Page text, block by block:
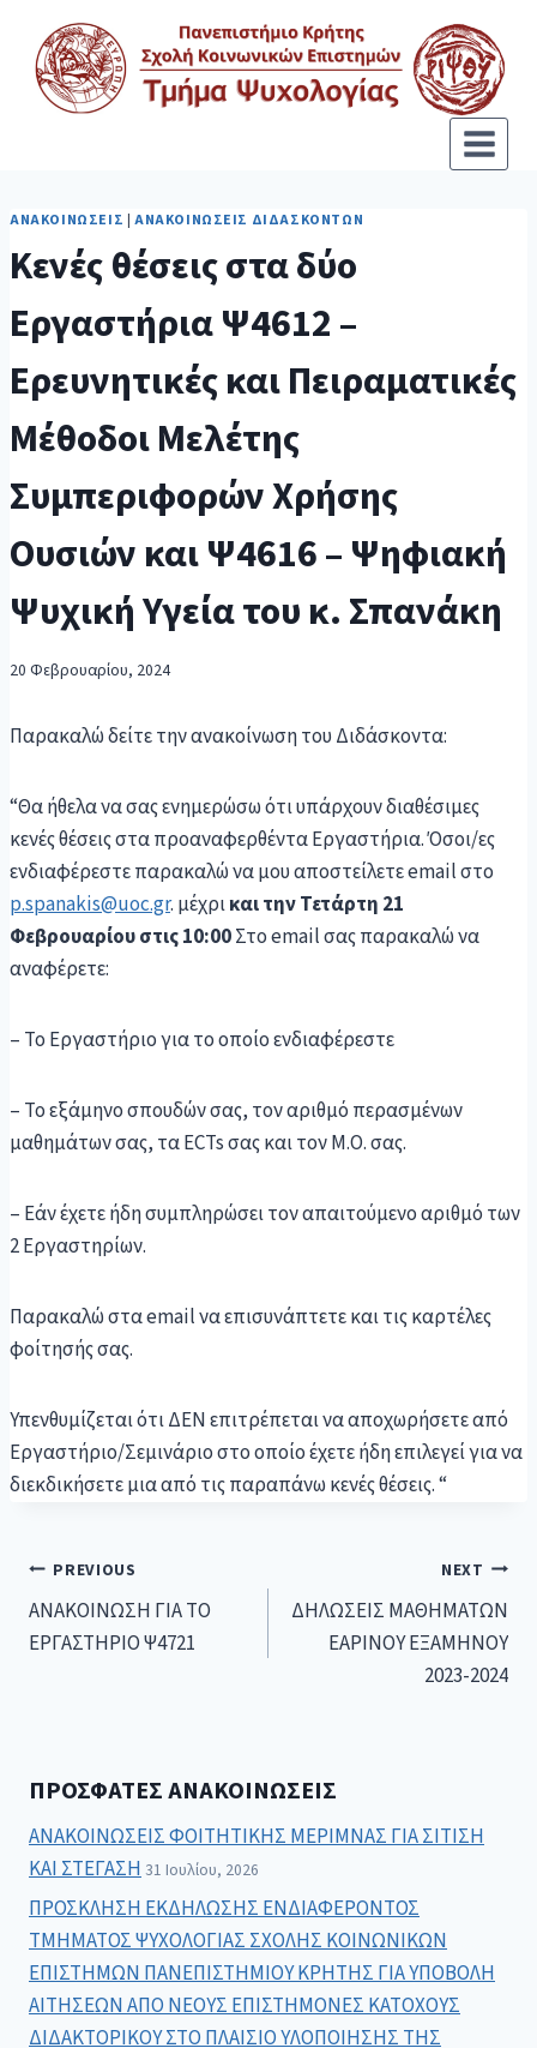
ΑΝΑΚΟΙΝΏΣΕΙΣ | ΑΝΑΚΟΙΝΏΣΕΙΣ ΔΙΔΑΣΚΌΝΤΩΝ
Κενές θέσεις στα δύο
Εργαστήρια Ψ4612 –
Ερευνητικές και Πειραματικές
Μέθοδοι Μελέτης
Συμπεριφορών Χρήσης
Ουσιών και Ψ4616 – Ψηφιακή
Ψυχική Υγεία του κ. Σπανάκη
20 Φεβρουαρίου, 2024
Παρακαλώ δείτε την ανακοίνωση του Διδάσκοντα:
“Θα ήθελα να σας ενημερώσω ότι υπάρχουν διαθέσιμες
κενές θέσεις στα προαναφερθέντα Εργαστήρια. Όσοι/ες
ενδιαφέρεστε παρακαλώ να μου αποστείλετε email στο
p.spanakis@uoc.gr. μέχρικαιτην Τετάρτη 21
Φεβρουαρίου στις 10:00Στο email σας παρακαλώ να
αναφέρετε:
– Το Εργαστήριο για το οποίο ενδιαφέρεστε
– Το εξάμηνο σπουδών σας, τον αριθμό περασμένων
μαθημάτων σας, τα ECTs σας και τον Μ.Ο. σας.
– Εάν έχετε ήδη συμπληρώσει τον απαιτούμενο αριθμό των
2 Εργαστηρίων.
Παρακαλώ στα email να επισυνάπτετε και τις καρτέλες
φοίτησής σας.
Υπενθυμίζεται ότι ΔΕΝ επιτρέπεται να αποχωρήσετε από
Εργαστήριο/Σεμινάριο στο οποίο έχετε ήδη επιλεγεί για να
διεκδικήσετε μια από τις παραπάνω κενές θέσεις. “
PREVIOUS
ΑΝΑΚΟΙΝΩΣΗ ΓΙΑ ΤΟ
ΕΡΓΑΣΤΗΡΙΟ Ψ4721
NEXT
ΔΗΛΩΣΕΙΣ ΜΑΘΗΜΑΤΩΝ
ΕΑΡΙΝΟΥ ΕΞΑΜΗΝΟΥ
2023-2024
ΠΡΌΣΦΑΤΕΣ ΑΝΑΚΟΙΝΏΣΕΙΣ
ΑΝΑΚΟΙΝΩΣΕΙΣ ΦΟΙΤΗΤΙΚΗΣ ΜΕΡΙΜΝΑΣ ΓΙΑ ΣΙΤΙΣΗ
ΚΑΙ ΣΤΕΓΑΣΗ 31 Ιουλίου, 2026
ΠΡΟΣΚΛΗΣΗ ΕΚΔΗΛΩΣΗΣ ΕΝΔΙΑΦΕΡΟΝΤΟΣ
ΤΜΗΜΑΤΟΣ ΨΥΧΟΛΟΓΙΑΣ ΣΧΟΛΗΣ ΚΟΙΝΩΝΙΚΩΝ
ΕΠΙΣΤΗΜΩΝ ΠΑΝΕΠΙΣΤΗΜΙΟΥ ΚΡΗΤΗΣ ΓΙΑ ΥΠΟΒΟΛΗ
ΑΙΤΗΣΕΩΝ ΑΠΟ ΝΕΟΥΣ ΕΠΙΣΤΗΜΟΝΕΣ ΚΑΤΟΧΟΥΣ
ΔΙΔΑΚΤΟΡΙΚΟΥ ΣΤΟ ΠΛΑΙΣΙΟ ΥΛΟΠΟΙΗΣΗΣ ΤΗΣ